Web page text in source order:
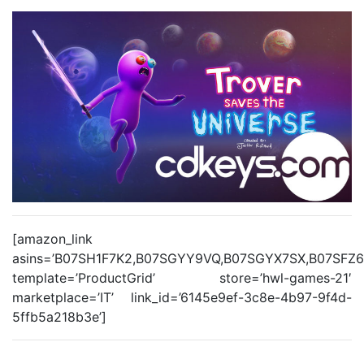
[amazon_link
template=’ProductGrid’ store=’hwl-games-21′
marketplace=’IT’ link_id=’6145e9ef-3c8e-4b97-9f4d-
5ffb5a218b3e’]